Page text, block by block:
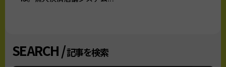
SEARCH /記事を検索